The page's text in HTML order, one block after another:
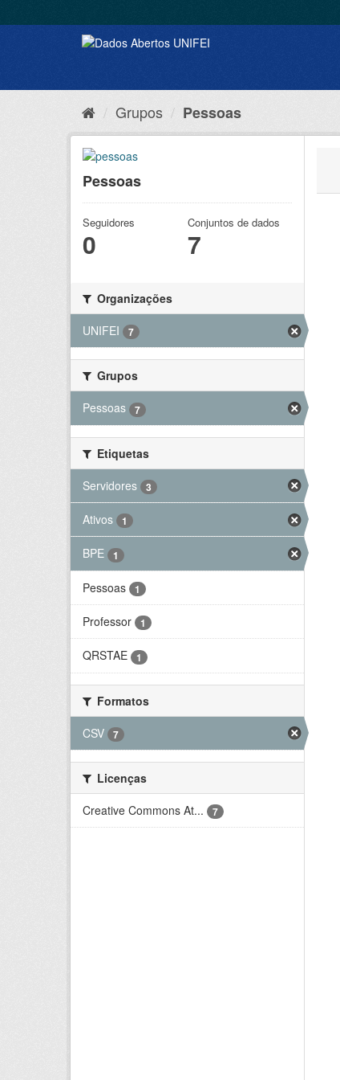
Grupos Pessoas
Pessoas
Seguidores
0
Conjuntos de dados
7
Organizações
UNIFEI
7
Grupos
Pessoas
7
Etiquetas
Servidores
3
Ativos 1
BPE 1
Pessoas 1
Professor 1
QRSTAE 1
Formatos
CSV
7
Licenças
Creative Commons At...
7